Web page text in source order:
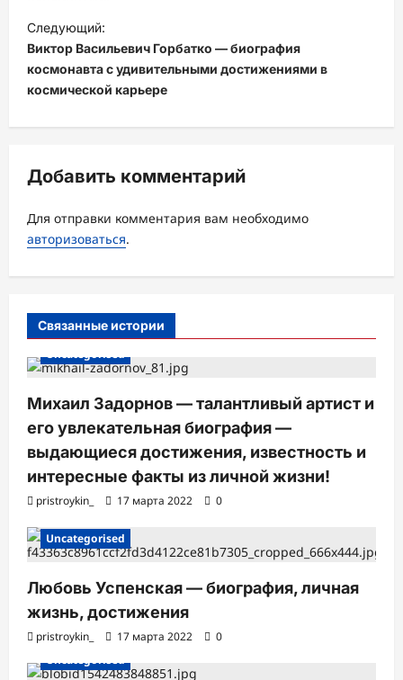
г
а
ц
з
п
и
с
и
Следующий:
Виктор Васильевич Горбатко — биография
космонавта с удивительными достижениями в
космической карьере
Добавить комментарий
Для отправки комментария вам необходимо
авторизоваться.
Связанные истории
Uncategorised
Михаил Задорнов — талантливый артист и
его увлекательная биография —
выдающиеся достижения, известность и
интересные факты из личной жизни!
pristroykin_ 17 марта 2022 0
Uncategorised
Любовь Успенская — биография, личная
жизнь, достижения
pristroykin_ 17 марта 2022
0
Uncategorised